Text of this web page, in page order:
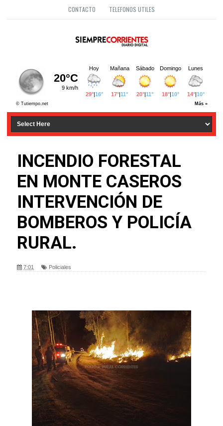
CONTACTO TELEFONOS UTILES
INCENDIO FORESTAL
EN MONTE CASEROS
INTERVENCIÓN DE
BOMBEROS Y POLICÍA
RURAL.
7:01 Policiales